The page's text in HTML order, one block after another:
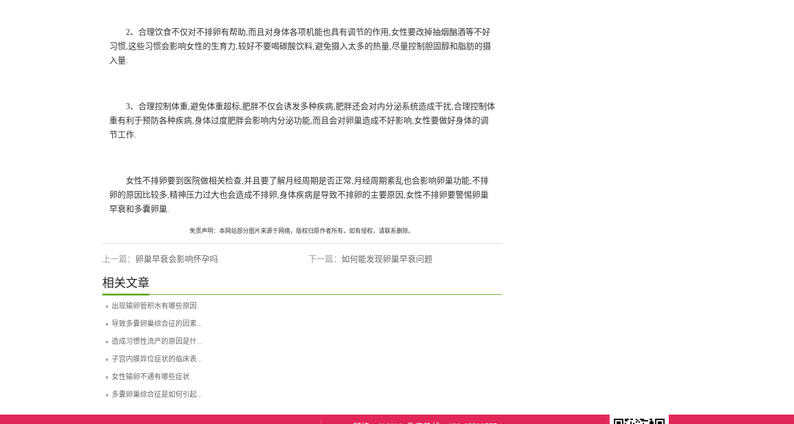
2、合理饮食不仅对不排卵有帮助,而且对身体各项机能也具有调节的作用,女性要改掉抽烟酗酒等不好
习惯,这些习惯会影响女性的生育力,较好不要喝碳酸饮料,避免摄入太多的热量,尽量控制胆固醇和脂肪的摄
入量.
3、合理控制体重,避免体重超标,肥胖不仅会诱发多种疾病,肥胖还会对内分泌系统造成干扰,合理控制体
重有利于预防各种疾病,身体过度肥胖会影响内分泌功能,而且会对卵巢造成不好影响,女性要做好身体的调
节工作.
女性不排卵要到医院做相关检查,并且要了解月经周期是否正常,月经周期紊乱也会影响卵巢功能,不排
卵的原因比较多,精神压力过大也会造成不排卵,身体疾病是导致不排卵的主要原因,女性不排卵要警惕卵巢
早衰和多囊卵巢.
免责声明：本网站部分图片来源于网络，版权归原作者所有，如有侵权，请联系删除。
上一篇： 卵巢早衰会影响怀孕吗 下一篇： 如何能发现卵巢早衰问题
相关文章
出现输卵管积水有哪些原因
导致多囊卵巢综合征的因素...
造成习惯性流产的原因是什...
子宫内膜异位症状的临床表...
女性输卵不通有哪些症状
多囊卵巢综合征是如何引起...